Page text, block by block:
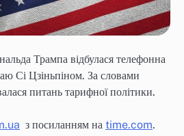
Трампа відбулася телефонна
Сі Цзіньпіном. За словами
питань тарифної політики.
з посиланням на time.com.